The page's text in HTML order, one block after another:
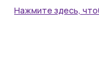
Нажмите здесь,